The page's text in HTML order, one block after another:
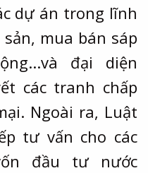
dự án trong lĩnh
mua bán sáp
đại diện
các tranh chấp
Ngoài ra, Luật
tư vấn cho các
đầu tư nước